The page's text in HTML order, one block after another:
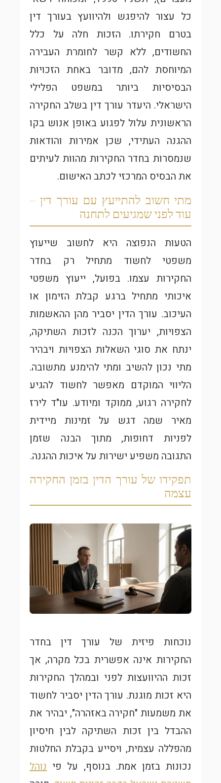
כל עצור להיפגש ולהיוועץ בעורך דין
בטרם חקירתו. הזכות חלה על כלל
החשודים, ללא קשר לחומרת העבירה
המיוחסת להם, מדובר באחת הזכויות
הבסיסיות ביותר במשפט הפלילי
הישראלי. היעדר עורך דין בשלב החקירה
הראשונית עלול לפגוע באופן אנוש בקו
ההגנה העתידי, שכן אמירות והודאות
שנמסרות בחדר החקירות מהוות לעיתים
את הבסיס המרכזי לכתב האישום.
מתי חשוב להתייעץ עם עורך דין –
עוד לפני שמגיעים לתחנה
הטעות הנפוצה היא לחשוב שייעוץ
משפטי לחשוד מתחיל רק בחדר
החקירות עצמו. בפועל, ייעוץ משפטי
איכותי מתחיל ברגע קבלת הזימון או
העיכוב. עורך הדין יסביר מהן ההאשמות
הצפויות, יערוך הכנה לזכות השתיקה,
ינתח את סוגי השאלות הצפויות ויבהיר
מתי נכון להשיב ומתי להימנע מתשובה.
הליווי המוקדם מאפשר לחשוד להגיע
לחקירה רגוע, ממוקד ומיודע. עו"ד לירז
מאיר שמה דגש על זמינות מיידית
לפניות דחופות, מתוך הבנה שזמן
התגובה משפיע ישירות על איכות ההגנה.
תפקידו של עורך הדין בזמן החקירה
עצמה
נוכחות פיזית של עורך דין בחדר
החקירות אינה אפשרית בכל מקרה, אך
זכות ההיוועצות לפני ובמהלך החקירות
היא זכות מוגנת. עורך הדין יסביר לחשוד
את משמעות "חקירה באזהרה", יבהיר את
ההבדל בין זכות השתיקה לבין חיסיון
מהפללה עצמית, ויסייע בקבלת החלטות
נכונות בזמן אמת. בנוסף, על פי נוהל